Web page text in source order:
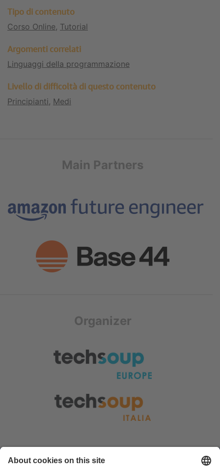
Tipo di contenuto
Corso Online, Tutorial
Argomenti correlati
Linguaggi della programmazione
Livello di difficoltà di questo contenuto
Principianti, Medi
Main Partners
Organizer